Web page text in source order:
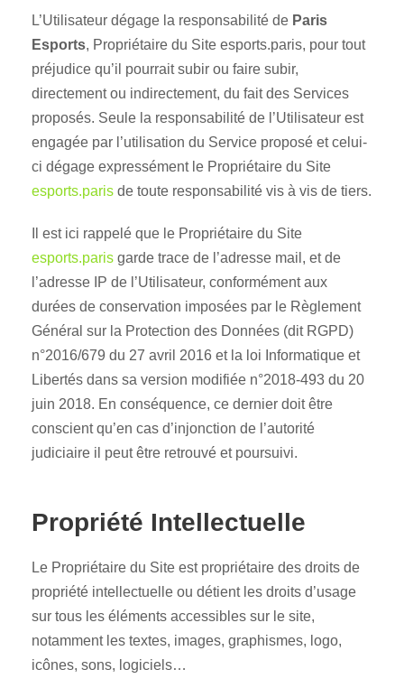
L’Utilisateur dégage la responsabilité de Paris
Esports, Propriétaire du Site esports.paris, pour tout
préjudice qu’il pourrait subir ou faire subir,
directement ou indirectement, du fait des Services
proposés. Seule la responsabilité de l’Utilisateur est
engagée par l’utilisation du Service proposé et celui-
ci dégage expressément le Propriétaire du Site
esports.paris de toute responsabilité vis à vis de tiers.
Il est ici rappelé que le Propriétaire du Site
esports.paris garde trace de l’adresse mail, et de
l’adresse IP de l’Utilisateur, conformément aux
durées de conservation imposées par le Règlement
Général sur la Protection des Données (dit RGPD)
n°2016/679 du 27 avril 2016 et la loi Informatique et
Libertés dans sa version modifiée n°2018-493 du 20
juin 2018. En conséquence, ce dernier doit être
conscient qu’en cas d’injonction de l’autorité
judiciaire il peut être retrouvé et poursuivi.
Propriété Intellectuelle
Le Propriétaire du Site est propriétaire des droits de
propriété intellectuelle ou détient les droits d’usage
sur tous les éléments accessibles sur le site,
notamment les textes, images, graphismes, logo,
icônes, sons, logiciels…